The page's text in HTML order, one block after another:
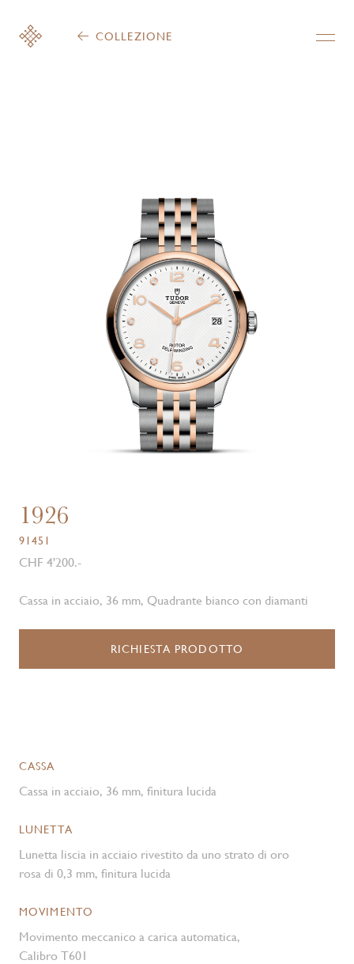
COLLEZIONE
1926
91451
CHF 4'200.-
Cassa in acciaio, 36 mm, Quadrante bianco con diamanti
RICHIESTA PRODOTTO
CASSA
Cassa in acciaio, 36 mm, finitura lucida
LUNETTA
Lunetta liscia in acciaio rivestito da uno strato di oro
rosa di 0,3 mm, finitura lucida
MOVIMENTO
Movimento meccanico a carica automatica,
Calibro T601